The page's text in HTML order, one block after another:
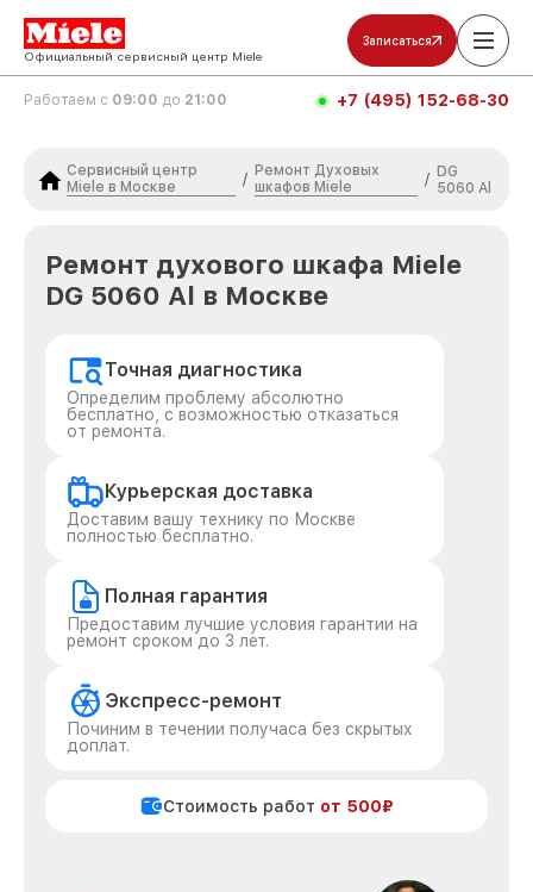
Официальный сервисный центр Miele
Записаться
Работаем с 09:00 до 21:00 +7 (495) 152-68-30
Сервисный центр
Miele в Москве
/
Ремонт Духовых
шкафов Miele
/ DG
5060 Al
Ремонт духового шкафа Miele
DG 5060 Al в Москве
Точная диагностика
Определим проблему абсолютно
бесплатно, с возможностью отказаться
от ремонта.
Курьерская доставка
Доставим вашу технику по Москве
полностью бесплатно.
Полная гарантия
Предоставим лучшие условия гарантии на
ремонт сроком до 3 лет.
Экспресс-ремонт
Починим в течении получаса без скрытых
доплат.
Стоимость работ от 500₽